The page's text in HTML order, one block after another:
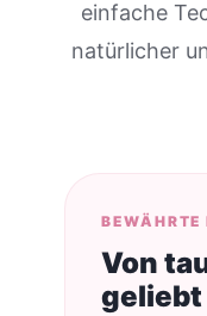
einfache
natürlicher
BEWÄHRTE
Von
geliebt